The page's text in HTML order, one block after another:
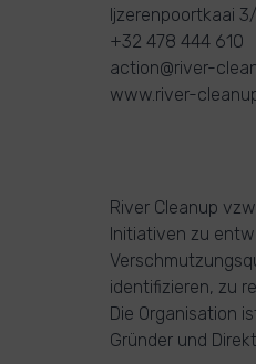
Ijzerenpoortkaai
+32 478 444 610
action@river-
www.river-
River Cleanup
Initiativen zu
identifizieren, zu
Die Organisation
Gründer und